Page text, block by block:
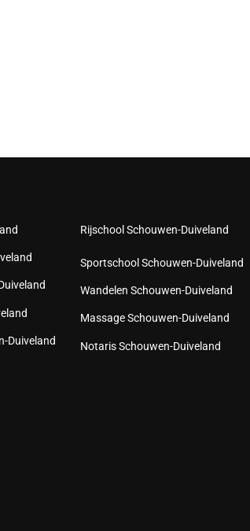
Duiveland
Rijschool Schouwen-Duiveland
Sportschool Schouwen-Duiveland
Wandelen Schouwen-Duiveland
Massage Schouwen-Duiveland
Notaris Schouwen-Duiveland